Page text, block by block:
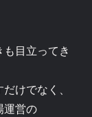
目立ってき
けでなく、
運営の